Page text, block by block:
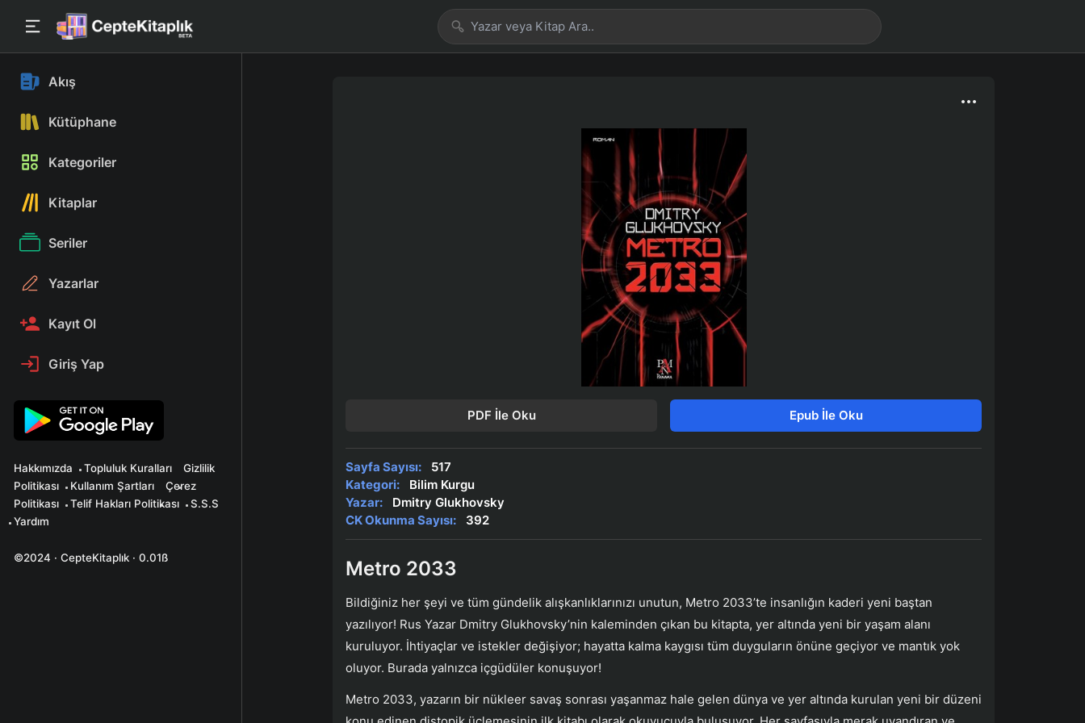
Akış
Kütüphane
Kategoriler
Kitaplar
Seriler
Yazarlar
Kayıt Ol
Giriş Yap
Hakkımızda Topluluk Kuralları
Gizlilik
Politikası
Kullanım Şartları
Çerez
Politikası
Telif Hakları Politikası
S.S.S
Yardım
©2024 · CepteKitaplık · 0.01ß
PDF İle Oku Epub İle Oku
Sayfa Sayısı:
517
Kategori:
Bilim Kurgu
Yazar:
Dmitry Glukhovsky
CK Okunma Sayısı:
392
Metro 2033
Bildiğiniz her şeyi ve tüm gündelik alışkanlıklarınızı unutun, Metro 2033’te insanlığın kaderi yeni baştan
yazılıyor! Rus Yazar Dmitry Glukhovsky’nin kaleminden çıkan bu kitapta, yer altında yeni bir yaşam alanı
kuruluyor. İhtiyaçlar ve istekler değişiyor; hayatta kalma kaygısı tüm duyguların önüne geçiyor ve mantık yok
oluyor. Burada yalnızca içgüdüler konuşuyor!
Metro 2033, yazarın bir nükleer savaş sonrası yaşanmaz hale gelen dünya ve yer altında kurulan yeni bir düzeni